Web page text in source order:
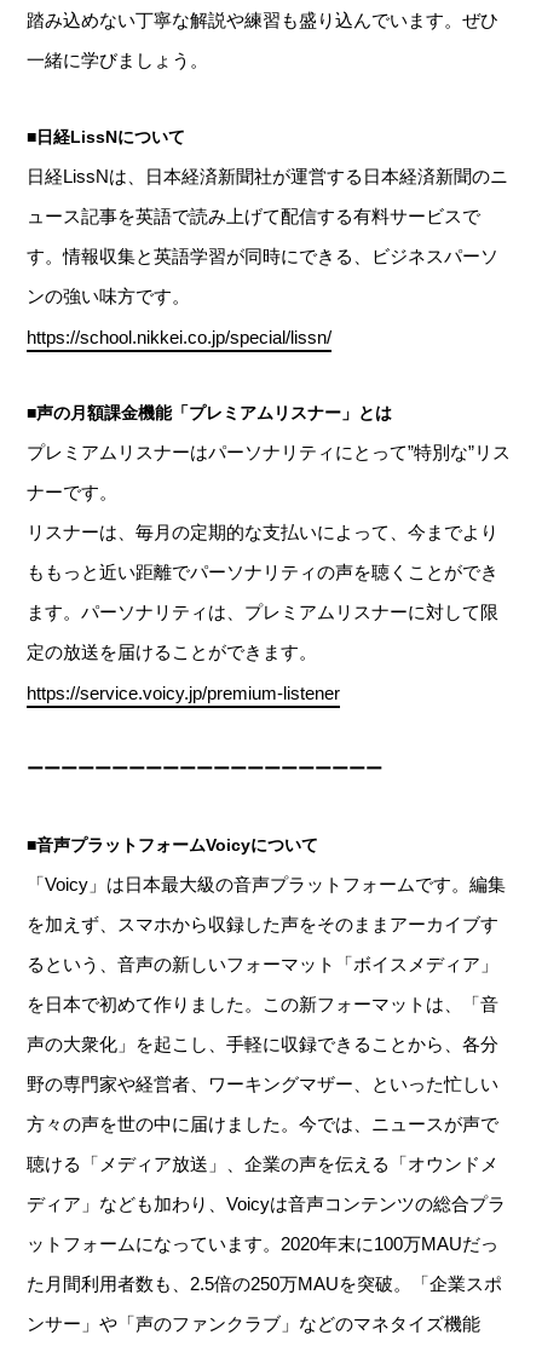
踏み込めない丁寧な解説や練習も盛り込んでいます。ぜひ
一緒に学びましょう。
■日経LissNについて
日経LissNは、日本経済新聞社が運営する日本経済新聞のニ
ュース記事を英語で読み上げて配信する有料サービスで
す。情報収集と英語学習が同時にできる、ビジネスパーソ
ンの強い味方です。
https://school.nikkei.co.jp/special/lissn/
■声の月額課金機能「プレミアムリスナー」とは
プレミアムリスナーはパーソナリティにとって”特別な”リス
ナーです。
リスナーは、毎月の定期的な支払いによって、今までより
ももっと近い距離でパーソナリティの声を聴くことができ
ます。パーソナリティは、プレミアムリスナーに対して限
定の放送を届けることができます。
https://service.voicy.jp/premium-listener
ーーーーーーーーーーーーーーーーーーーーー
■音声プラットフォームVoicyについて
「Voicy」は日本最大級の音声プラットフォームです。編集
を加えず、スマホから収録した声をそのままアーカイブす
るという、音声の新しいフォーマット「ボイスメディア」
を日本で初めて作りました。この新フォーマットは、「音
声の大衆化」を起こし、手軽に収録できることから、各分
野の専門家や経営者、ワーキングマザー、といった忙しい
方々の声を世の中に届けました。今では、ニュースが声で
聴ける「メディア放送」、企業の声を伝える「オウンドメ
ディア」なども加わり、Voicyは音声コンテンツの総合プラ
ットフォームになっています。2020年末に100万MAUだっ
た月間利用者数も、2.5倍の250万MAUを突破。「企業スポ
ンサー」や「声のファンクラブ」などのマネタイズ機能